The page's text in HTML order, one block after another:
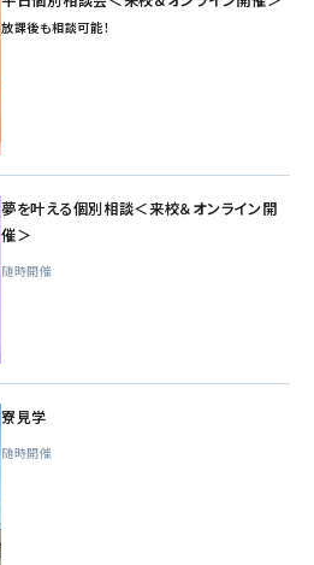
放課後も相談可能！
夢を叶える個別相談＜来校＆オンライン開
催＞
随時開催
寮見学
随時開催